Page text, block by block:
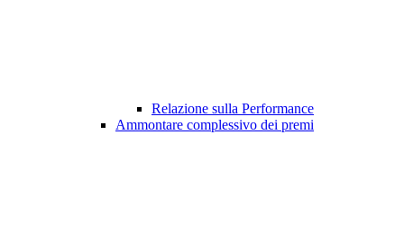
Relazione sulla Performance
Ammontare complessivo dei premi